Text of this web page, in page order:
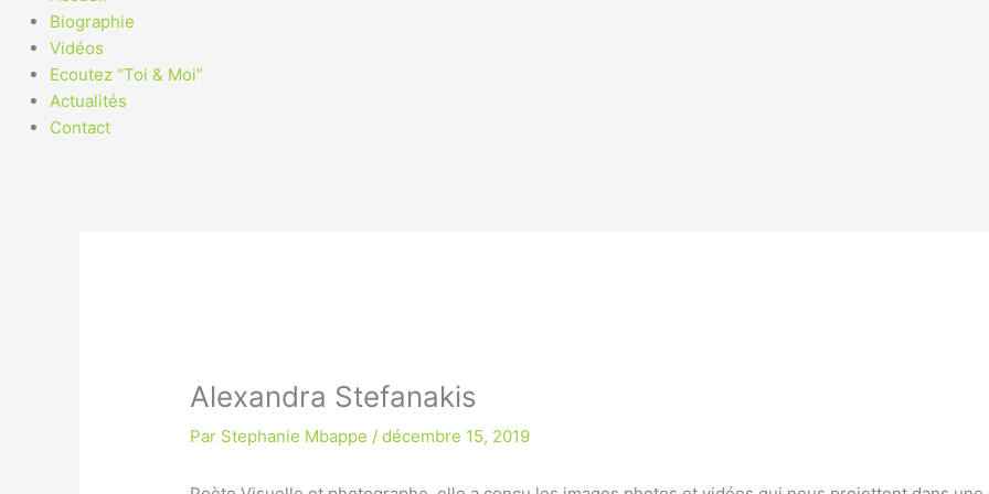
Biographie
Vidéos
Ecoutez “Toi & Moi”
Actualités
Contact
Alexandra Stefanakis
Par Stephanie Mbappe /décembre 15, 2019